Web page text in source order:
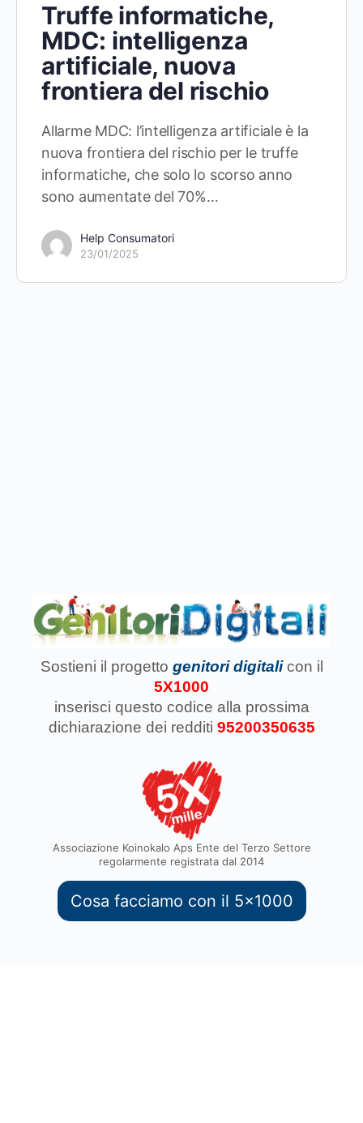
Truffe informatiche,
MDC: intelligenza
artificiale, nuova
frontiera del rischio
Allarme MDC: l’intelligenza artificiale è la
nuova frontiera del rischio per le truffe
informatiche, che solo lo scorso anno
sono aumentate del 70%…
Help Consumatori
23/01/2025
Sostieni il progetto genitori digitali con il
5X1000
inserisci questo codice alla prossima
dichiarazione dei redditi 95200350635
Associazione Koinokalo Aps Ente del Terzo Settore
regolarmente registrata dal 2014
Cosa facciamo con il 5x1000